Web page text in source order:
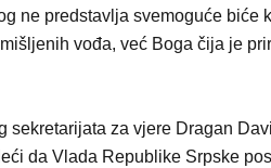
ne predstavlja svemoguće
vođa, već Boga čija je
sekretarijata za vjere Dragan
da Vlada Republike Srpske